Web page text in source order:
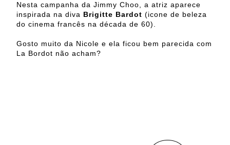
Nesta campanha da Jimmy Choo, a atriz aparece
inspirada na diva Brigitte Bardot (icone de beleza
do cinema francês na década de 60).
Gosto muito da Nicole e ela ficou bem parecida com
La Bordot não acham?